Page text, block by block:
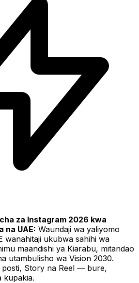
za Instagram 2026 kwa
na UAE: Waundaji wa yaliyomo
wanahitaji ukubwa sahihi wa
maandishi ya Kiarabu, mitandao
utambulisho wa Vision 2030.
posti, Story na Reel — bure,
kupakia.